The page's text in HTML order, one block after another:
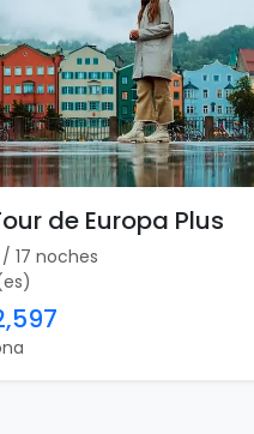
de Europa Plus
17 noches